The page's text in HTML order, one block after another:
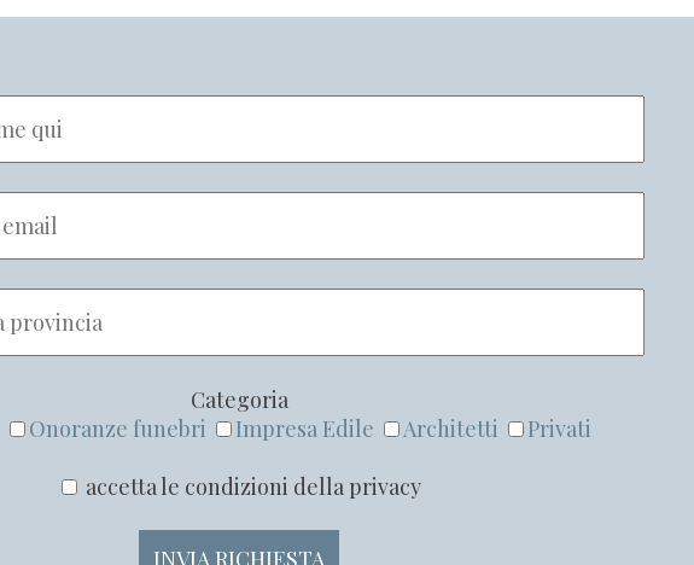
Categoria
Onoranze funebri Impresa Edile Architetti
Privati
accetta le condizioni della privacy